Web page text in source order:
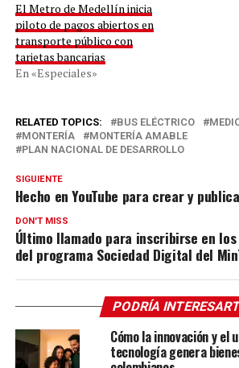
El Metro de Medellín inicia
piloto de pagos abiertos en
transporte público con
tarjetas bancarias
En «Especiales»
RELATED TOPICS: BUS ELÉCTRICO
MONTERÍA
MONTERÍA AMABLE
PLAN NACIONAL DE DESARROLLO
SIGUIENTE
Hecho en YouTube para crear y
DON'T MISS
Último llamado para inscribirse en
del programa Sociedad Digital del
PODRÍA
Cómo la innovación y el
tecnología genera